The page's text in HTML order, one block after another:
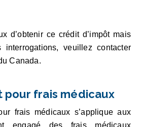
d’obtenir ce crédit d’impôt mais
veuillez contacter
Canada.
pour frais médicaux
frais médicaux s’applique aux
engagé des frais médicaux